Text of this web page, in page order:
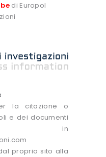
di Europol
per la citazione o
e dei documenti
in
proprio sito alla